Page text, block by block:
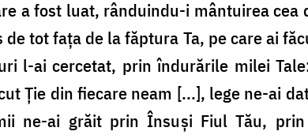
a fost luat, rânduindu-i mântuirea cea
de tot fața de la făptura Ta, pe care ai
l-ai cercetat, prin îndurările milei
Ție din fiecare neam [...], lege ne-ai
ne-ai grăit prin Însuși Fiul Tău,